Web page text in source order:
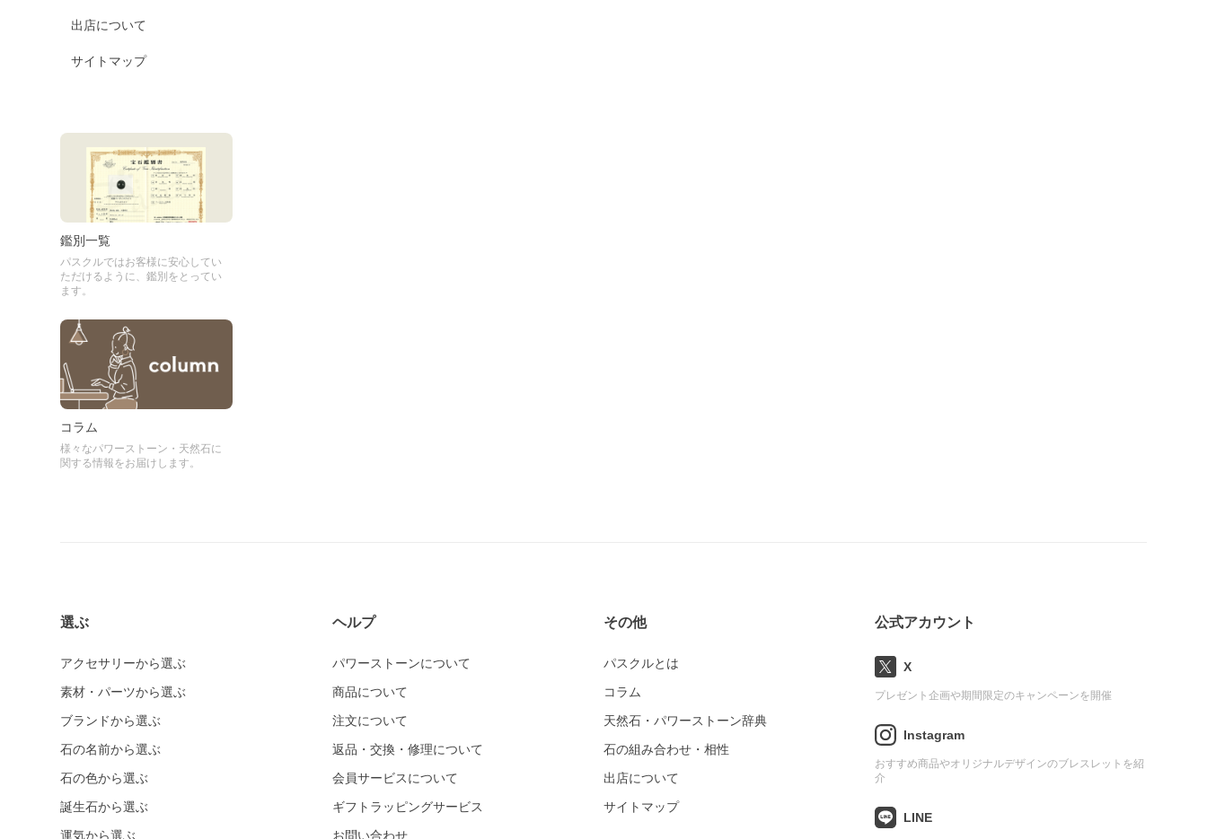
出店について
サイトマップ
鑑別一覧
パスクルではお客様に安心してい
ただけるように、鑑別をとってい
ます。
コラム
様々なパワーストーン・天然石に
関する情報をお届けします。
選ぶ
アクセサリーから選ぶ
素材・パーツから選ぶ
ブランドから選ぶ
石の名前から選ぶ
石の色から選ぶ
誕生石から選ぶ
運気から選ぶ
ヘルプ
パワーストーンについて
商品について
注文について
返品・交換・修理について
会員サービスについて
ギフトラッピングサービス
お問い合わせ
その他
パスクルとは
コラム
天然石・パワーストーン辞典
石の組み合わせ・相性
出店について
サイトマップ
公式アカウント
X
プレゼント企画や期間限定のキャンペーンを開催
Instagram
おすすめ商品やオリジナルデザインのブレスレットを紹
介
LINE